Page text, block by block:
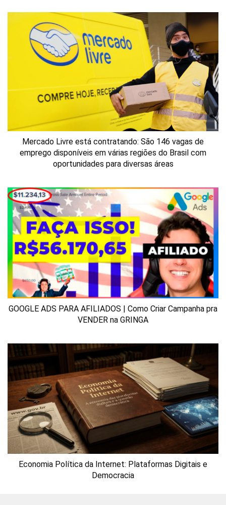
Mercado Livre está contratando: São 146 vagas de
emprego disponíveis em várias regiões do Brasil com
oportunidades para diversas áreas
GOOGLE ADS PARA AFILIADOS | Como Criar Campanha pra
VENDER na GRINGA
Economia Política da Internet: Plataformas Digitais e
Democracia